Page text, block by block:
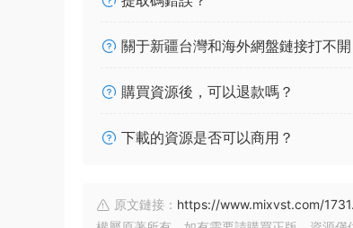
關于新疆台灣和海外網盤鏈接打不開
購買資源後，可以退款嗎？
下載的資源是否可以商用？
原文鏈接： https://www.mixvst.com/